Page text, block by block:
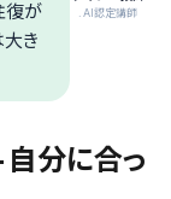
.AI認定講師
復が
大き
分に合っ